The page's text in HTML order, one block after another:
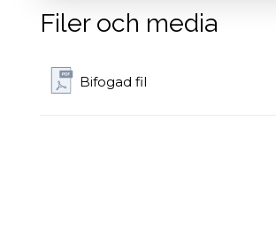
Filer och media
Bifogad fil